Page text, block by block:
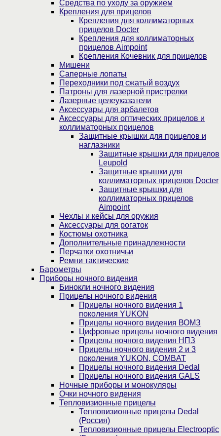
Средства по уходу за оружием
Крепления для прицелов
Крепления для коллиматорных
прицелов Docter
Крепления для коллиматорных
прицелов Aimpoint
Крепления Кочевник для прицелов
Мишени
Саперные лопаты
Переходники под сжатый воздух
Патроны для лазерной пристрелки
Лазерные целеуказатели
Аксессуары для арбалетов
Аксессуары для оптических прицелов и
коллиматорных прицелов
Защитные крышки для прицелов и
наглазники
Защитные крышки для прицелов
Leupold
Защитные крышки для
коллиматорных прицелов Docter
Защитные крышки для
коллиматорных прицелов
Aimpoint
Чехлы и кейсы для оружия
Аксессуары для рогаток
Костюмы охотника
Дополнительные принадлежности
Перчатки охотничьи
Ремни тактические
Барометры
Приборы ночного видения
Бинокли ночного видения
Прицелы ночного видения
Прицелы ночного видения 1
поколения YUKON
Прицелы ночного видения ВОМЗ
Цифровые прицелы ночного видения
Прицелы ночного видения НПЗ
Прицелы ночного видения 2 и 3
поколения YUKON, COMBAT
Прицелы ночного видения Dedal
Прицелы ночного видения GALS
Ночные приборы и монокуляры
Очки ночного видения
Тепловизионные прицелы
Тепловизионные прицелы Dedal
(Россия)
Тепловизионные прицелы Electrooptic